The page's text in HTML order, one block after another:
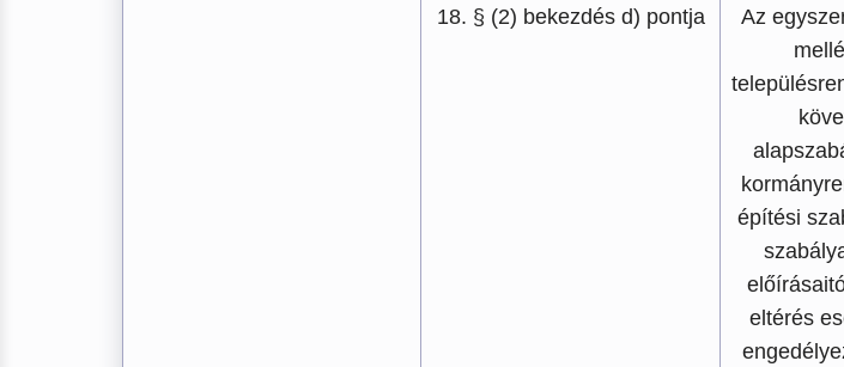
18. § (2) bekezdés d) pontja
Az
építési
eltérés